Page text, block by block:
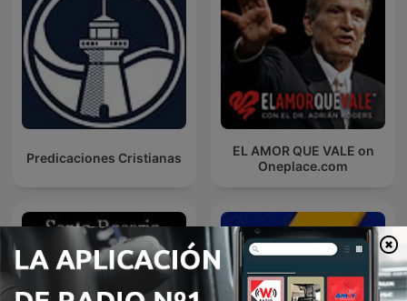
Predicaciones Cristianas
EL AMOR QUE VALE on
Oneplace.com